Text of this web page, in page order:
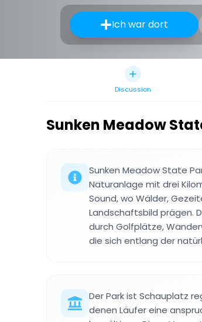
Ich war dort
Discussion
Sunken Meadow
Sunken Meadow State
Naturanlage mit drei
Sound, wo Wälder,
Landschaftsbild prägen.
durch Golfplätze,
die sich entlang der
Der Park ist Schauplatz
denen Läufer eine